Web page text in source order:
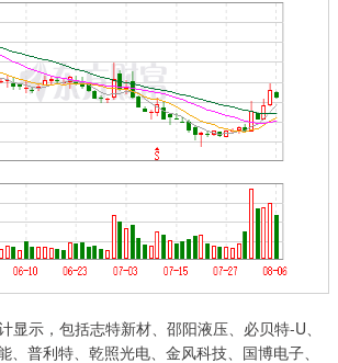
示，包括志特新材、邵阳液压、必贝特-U、
、普利特、乾照光电、金风科技、国博电子、